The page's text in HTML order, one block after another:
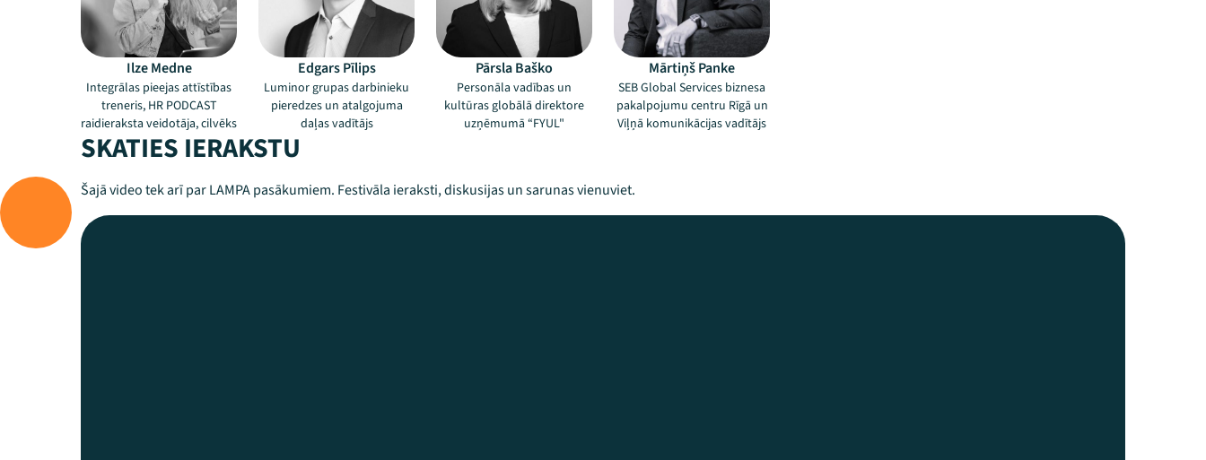
Ilze Medne
Integrālas pieejas attīstības
treneris, HR PODCAST
raidieraksta veidotāja, cilvēks
Edgars Pīlips
Luminor grupas darbinieku
pieredzes un atalgojuma
daļas vadītājs
Pārsla Baško
Personāla vadības un
kultūras globālā direktore
uzņēmumā “FYUL"
Mārtiņš Panke
SEB Global Services biznesa
pakalpojumu centru Rīgā un
Viļņā komunikācijas vadītājs
SKATIES IERAKSTU
Šajā video tek arī par LAMPA pasākumiem. Festivāla ieraksti, diskusijas un sarunas vienuviet.